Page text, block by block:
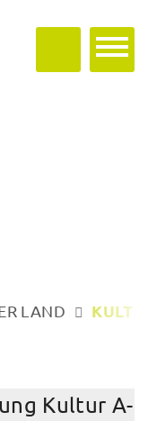
LAND
Kultur A-